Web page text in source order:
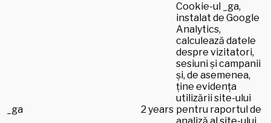
_ga 2 years
Cookie-ul _ga,
instalat de Google
Analytics,
calculează datele
despre vizitatori,
sesiuni și campanii
și, de asemenea,
ține evidența
utilizării site-ului
pentru raportul de